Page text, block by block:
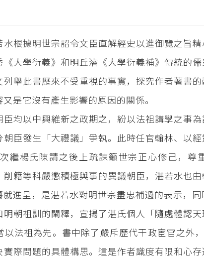
水根據明世宗詔令文臣直解經史以進御覽之旨
大學衍義》和明丘濬《大學衍義補》傳統的
舉此書歷來不受重視的事實，探究作者著書
是它沒有產生影響的原因的關係。
均以中興維新之政期之，紛以法祖講學之事
臣發生「大禮議」爭執。此時任官翰林、以
繼楊氏陳請之後上疏諫籲世宗正心修己，尊
籍等科嚴懲積極與事的異議朝臣，湛若水也
進呈，是湛若水對明世宗盡忠補過的表示，同
朝祖訓的闡釋，宣揚了湛氏個人「隨處體認
法祖為先。書中除了嚴斥歷代干政宦官之外
際問題的具體構思。這是作者識度有限和心